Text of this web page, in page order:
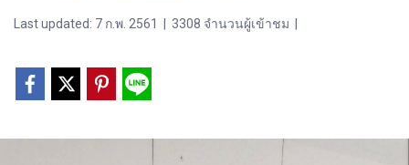
Last updated: 7 ก.พ. 2561 3308 จำนวนผู้เข้าชม